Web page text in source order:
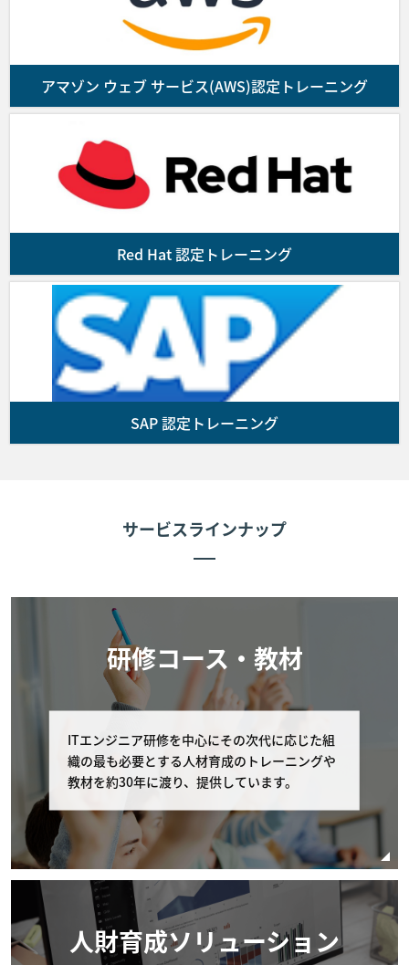
送付します。なお、お客様が申し込んだコースの
提供に係る契約の成立は受講確認メールの配信を
もって成立します。また、満席によるコースの受
ない場合はお客様にその旨通知するものとしま
す。
■第4条 (代金のお支払)
求書に記載された支払期日までに、同請求書に指
定された銀行口座にコースの代金を振り込んで支
払を行うものとします。なお、代金の振込に要す
る諸費用はお客様の負担とします。
前項の支払期限までに入金が確認できない場合、
お客様の受講をお断りすることがあります。
■第5条 (コースの開催)
コースに出席しない場合であっても代金の返金は行いませ
ん。次条により申し込みを取消した場合を除き、コースに
ません。
■第6条 (お客様によるキャンセル期限)
お客様が弊社に申し込んだコースの申し込みをキャンセル
する場合は 以下に定める通りとします。
弊社への連絡 コース開催初日の11営業日前まで
に、弊社の窓口（電話番号：03-6408-2488、受
付時間：弊社休業日及び土・日・祝日を除く 9:0
0-17:00）へコースの申し込みを取り消す旨申し
出るものとします。 但し、個別に条件設定のあ
るコースの場合は、個別条件を本条に優先して適
用されるものとし、本条は適用されません。
コースの申し込みを取り消す場合の代金の取扱 お
客様が申し込みの取り消しを申し出たコースの受
講費用の扱いはお客様の申し出日により以下の通
アマゾン ウェブ サービス(AWS)認定トレーニング
Red Hat 認定トレーニング
SAP 認定トレーニング
サービスラインナップ
研修コース・教材
ITエンジニア研修を中心にその次代に応じた組
織の最も必要とする人材育成のトレーニングや
教材を約30年に渡り、提供しています。
人財育成ソリューション